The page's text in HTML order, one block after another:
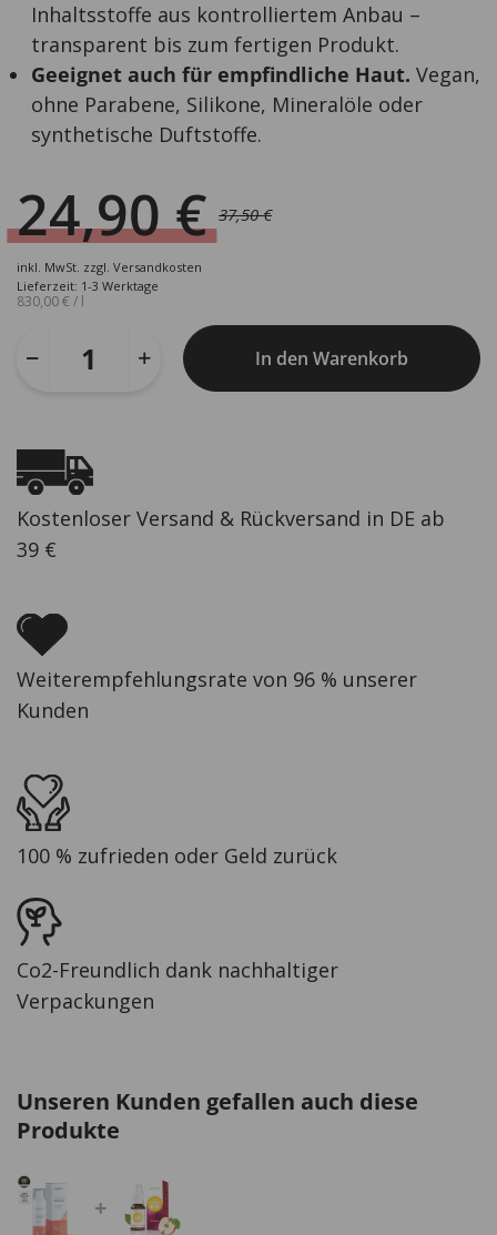
Inhaltsstoffe aus kontrolliertem Anbau –
transparent bis zum fertigen Produkt.
Geeignet auch für empfindliche Haut. Vegan,
ohne Parabene, Silikone, Mineralöle oder
synthetische Duftstoffe.
37,50€
Ursprünglicher
Preis
war:
37,50 €
24,90€
Aktueller
Preis
ist:
24,90 €.
inkl. MwSt. zzgl. Versandkosten
Lieferzeit: 1-3 Werktage
830,00€ / l
In den Warenkorb
Kostenloser Versand & Rückversand in DE ab
39 €
Weiterempfehlungsrate von 96 % unserer
Kunden
100 % zufrieden oder Geld zurück
Co2-Freundlich dank nachhaltiger
Verpackungen
Unseren Kunden gefallen auch diese
Produkte
+